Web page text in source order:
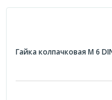
Гайка колпачковая М 6